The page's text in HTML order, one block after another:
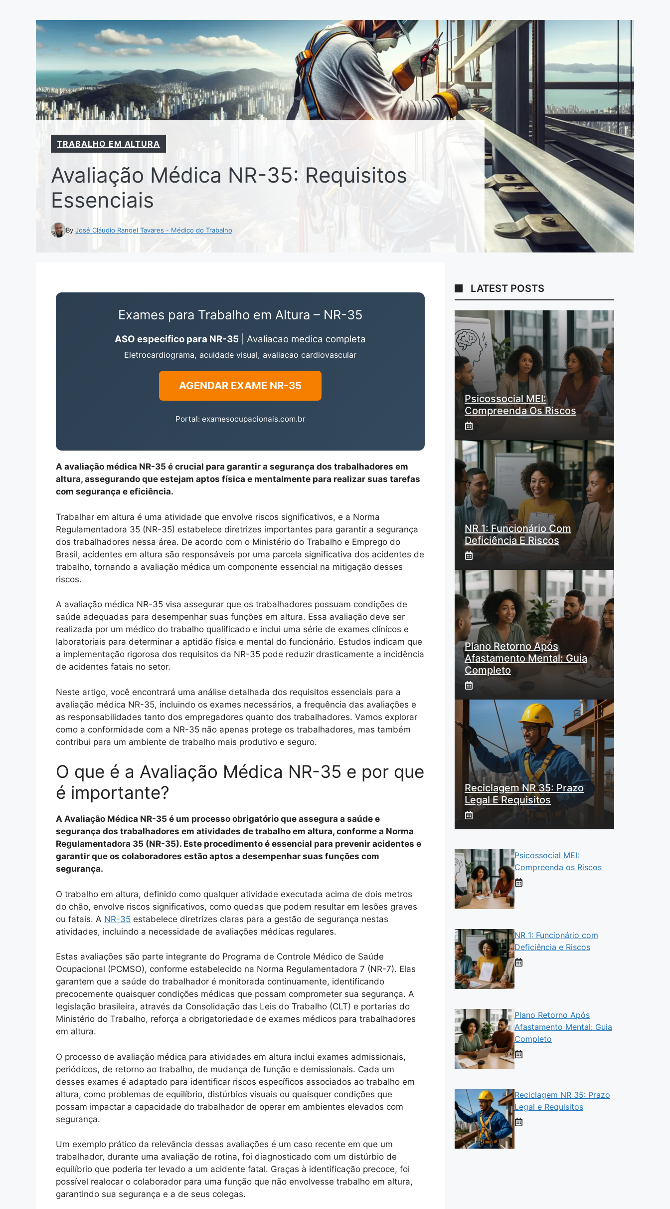
conteúdo
TRABALHO EM ALTURA
Avaliação Médica NR-35: Requisitos
Essenciais
By José Cláudio Rangel Tavares - Médico do Trabalho
Exames para Trabalho em Altura – NR-35
ASO especifico para NR-35 | Avaliacao medica completa
Eletrocardiograma, acuidade visual, avaliacao cardiovascular
AGENDAR EXAME NR-35
Portal: examesocupacionais.com.br
A avaliação médica NR-35 é crucial para garantir a segurança dos trabalhadores em
altura, assegurando que estejam aptos física e mentalmente para realizar suas tarefas
com segurança e eficiência.
Trabalhar em altura é uma atividade que envolve riscos significativos, e a Norma
Regulamentadora 35 (NR-35) estabelece diretrizes importantes para garantir a segurança
dos trabalhadores nessa área. De acordo com o Ministério do Trabalho e Emprego do
Brasil, acidentes em altura são responsáveis por uma parcela significativa dos acidentes de
trabalho, tornando a avaliação médica um componente essencial na mitigação desses
riscos.
A avaliação médica NR-35 visa assegurar que os trabalhadores possuam condições de
saúde adequadas para desempenhar suas funções em altura. Essa avaliação deve ser
realizada por um médico do trabalho qualificado e inclui uma série de exames clínicos e
laboratoriais para determinar a aptidão física e mental do funcionário. Estudos indicam que
a implementação rigorosa dos requisitos da NR-35 pode reduzir drasticamente a incidência
de acidentes fatais no setor.
Neste artigo, você encontrará uma análise detalhada dos requisitos essenciais para a
avaliação médica NR-35, incluindo os exames necessários, a frequência das avaliações e
as responsabilidades tanto dos empregadores quanto dos trabalhadores. Vamos explorar
como a conformidade com a NR-35 não apenas protege os trabalhadores, mas também
contribui para um ambiente de trabalho mais produtivo e seguro.
O que é a Avaliação Médica NR-35 e por que
é importante?
A Avaliação Médica NR-35 é um processo obrigatório que assegura a saúde e
segurança dos trabalhadores em atividades de trabalho em altura, conforme a Norma
Regulamentadora 35 (NR-35). Este procedimento é essencial para prevenir acidentes e
garantir que os colaboradores estão aptos a desempenhar suas funções com
segurança.
O trabalho em altura, definido como qualquer atividade executada acima de dois metros
do chão, envolve riscos significativos, como quedas que podem resultar em lesões graves
ou fatais. A NR-35 estabelece diretrizes claras para a gestão de segurança nestas
atividades, incluindo a necessidade de avaliações médicas regulares.
Estas avaliações são parte integrante do Programa de Controle Médico de Saúde
Ocupacional (PCMSO), conforme estabelecido na Norma Regulamentadora 7 (NR-7). Elas
garantem que a saúde do trabalhador é monitorada continuamente, identificando
precocemente quaisquer condições médicas que possam comprometer sua segurança. A
legislação brasileira, através da Consolidação das Leis do Trabalho (CLT) e portarias do
Ministério do Trabalho, reforça a obrigatoriedade de exames médicos para trabalhadores
em altura.
O processo de avaliação médica para atividades em altura inclui exames admissionais,
periódicos, de retorno ao trabalho, de mudança de função e demissionais. Cada um
desses exames é adaptado para identificar riscos específicos associados ao trabalho em
altura, como problemas de equilíbrio, distúrbios visuais ou quaisquer condições que
possam impactar a capacidade do trabalhador de operar em ambientes elevados com
segurança.
Um exemplo prático da relevância dessas avaliações é um caso recente em que um
trabalhador, durante uma avaliação de rotina, foi diagnosticado com um distúrbio de
equilíbrio que poderia ter levado a um acidente fatal. Graças à identificação precoce, foi
possível realocar o colaborador para uma função que não envolvesse trabalho em altura,
garantindo sua segurança e a de seus colegas.
LATEST POSTS
Psicossocial MEI:
Compreenda Os Riscos
NR 1: Funcionário Com
Deficiência E Riscos
Plano Retorno Após
Afastamento Mental: Guia
Completo
Reciclagem NR 35: Prazo
Legal E Requisitos
Psicossocial MEI:
Compreenda os Riscos
NR 1: Funcionário com
Deficiência e Riscos
Plano Retorno Após
Afastamento Mental: Guia
Completo
Reciclagem NR 35: Prazo
Legal e Requisitos